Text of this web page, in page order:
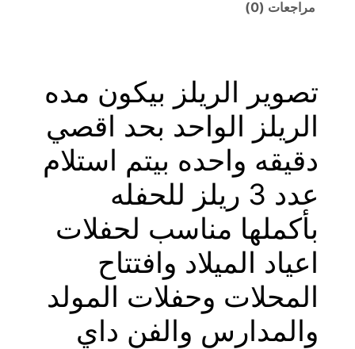
مراجعات (0)
تصوير الريلز بيكون مده
الريلز الواحد بحد اقصي
دقيقه واحده بيتم استلام
عدد 3 ريلز للحفله
بأكملها مناسب لحفلات
اعياد الميلاد وافتتاح
المحلات وحفلات المولد
والمدارس والفن داي